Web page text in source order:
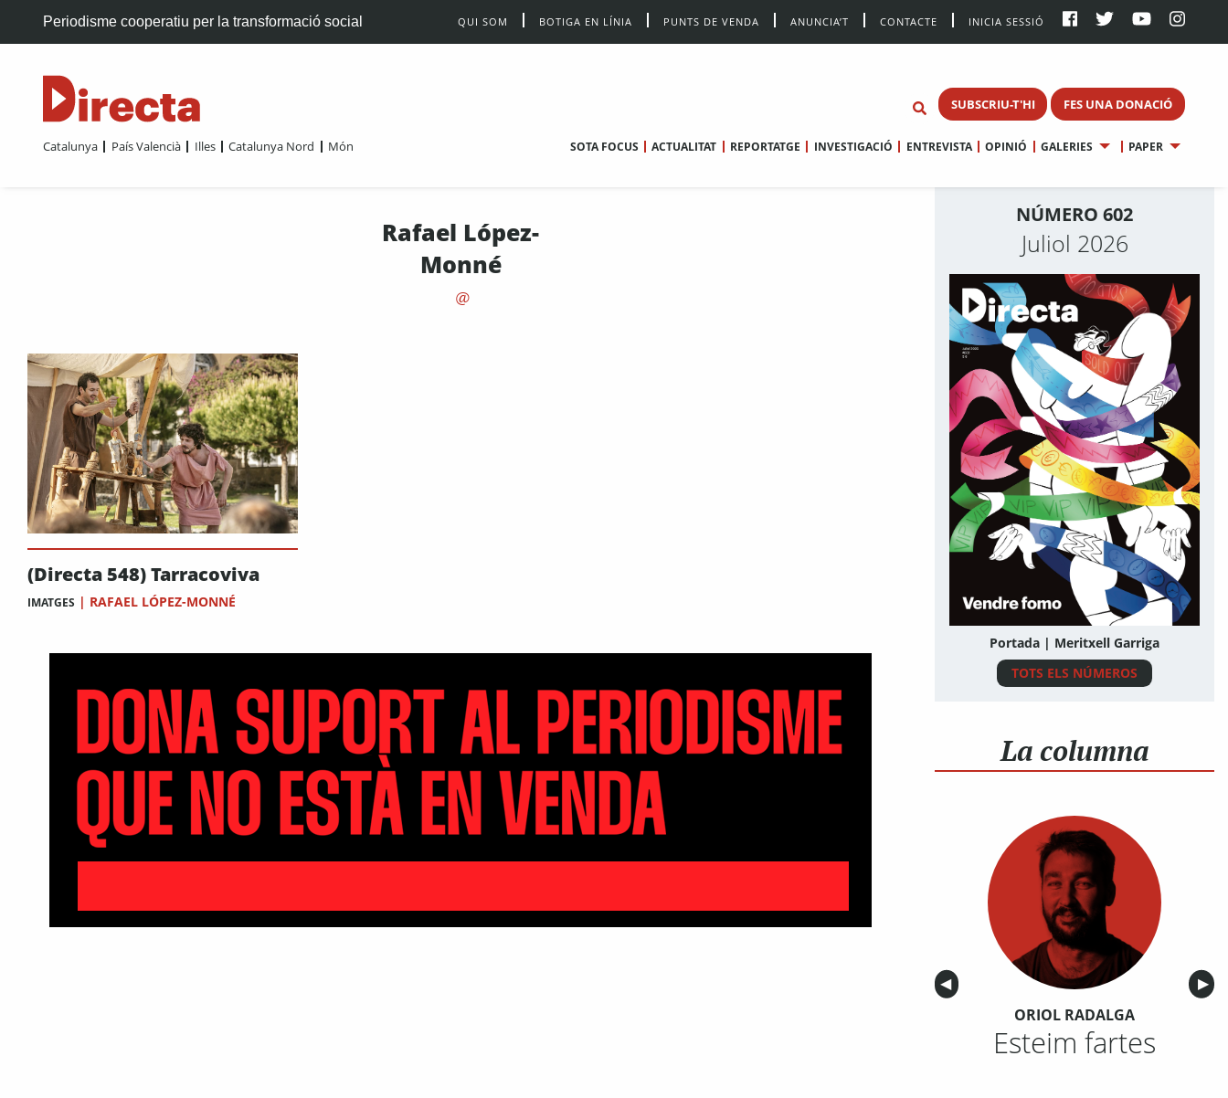
Periodisme cooperatiu per la transformació social QUI SOM BOTIGA EN LÍNIA PUNTS DE VENDA ANUNCIA’T CONTACTE INICIA SESSIÓ
SUBSCRIU-T'HI FES UNA DONACIÓ
Catalunya País Valencià Illes Catalunya Nord Món SOTA FOCUS ACTUALITAT REPORTATGE INVESTIGACIÓ ENTREVISTA OPINIÓ GALERIES PAPER
Rafael López-
Monné
(Directa 548) Tarracoviva
IMATGES | RAFAEL LÓPEZ-MONNÉ
NÚMERO 602
Juliol 2026
Portada | Meritxell Garriga
TOTS ELS NÚMEROS
La columna
Anterior
◀︎ ▶︎
ORIOL RADALGA
Esteim fartes